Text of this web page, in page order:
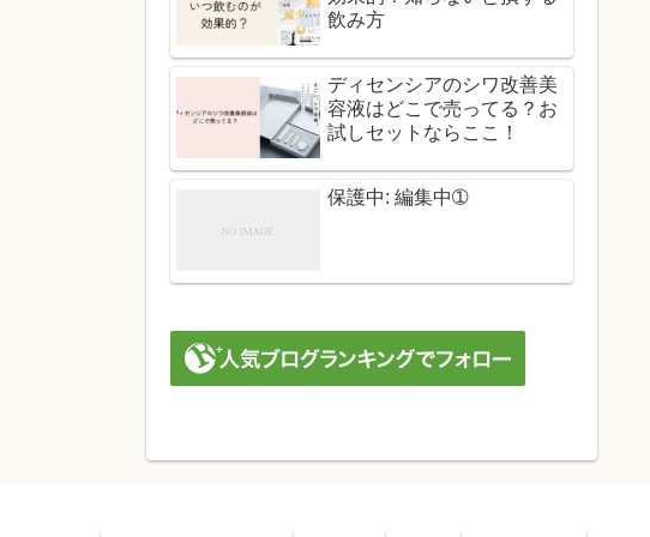
飲み方
ディセンシアのシワ改善美
容液はどこで売ってる？お
試しセットならここ！
保護中: 編集中➀